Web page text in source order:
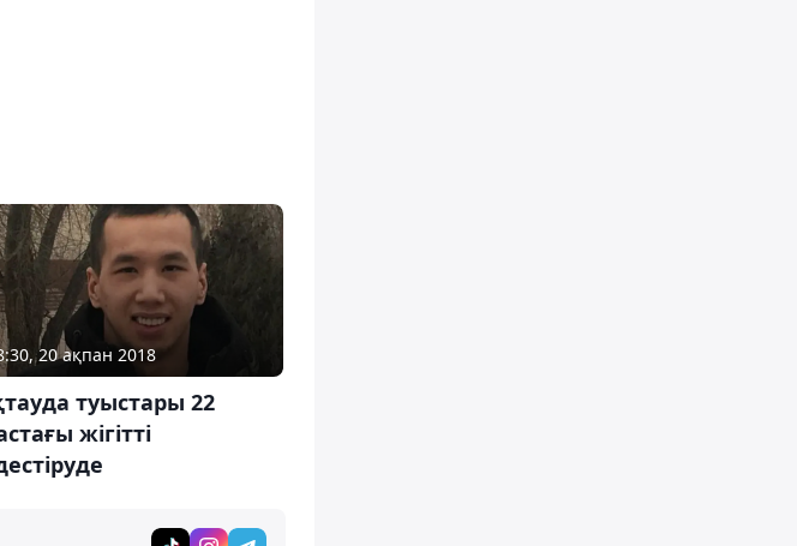
20 ақпан 2018
туыстары 22
жігітті